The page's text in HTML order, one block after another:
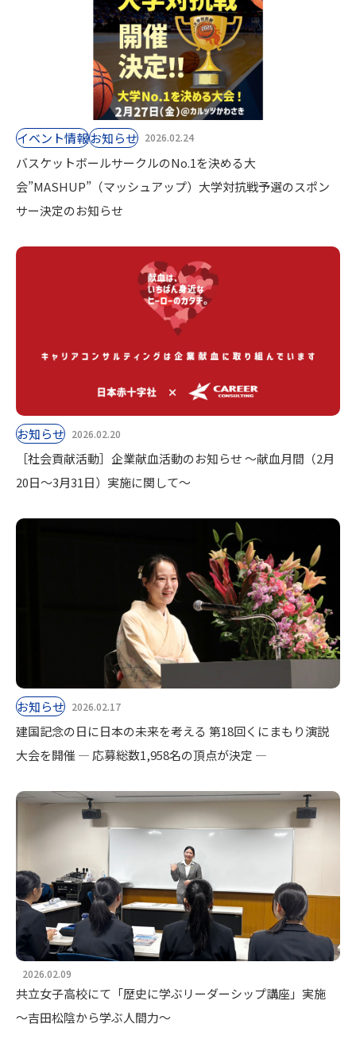
イベント情報お知らせ 2026.02.24
バスケットボールサークルのNo.1を決める大
会”MASHUP”（マッシュアップ）大学対抗戦予選のスポン
サー決定のお知らせ
お知らせ 2026.02.20
［社会貢献活動］企業献血活動のお知らせ 〜献血月間（2月
20日〜3月31日）実施に関して～
お知らせ 2026.02.17
建国記念の日に日本の未来を考える 第18回くにまもり演説
大会を開催 ― 応募総数1,958名の頂点が決定 ―
2026.02.09
共立女子高校にて「歴史に学ぶリーダーシップ講座」実施
～吉田松陰から学ぶ人間力～